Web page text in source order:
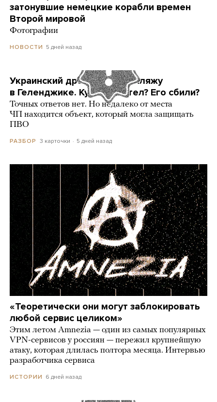
затонувшие немецкие корабли времен
Второй мировой
Фотографии
НОВОСТИ 5 дней назад
Украинский дрон попал по пляжу
в Геленджике. Куда он летел? Его сбили?
Точных ответов нет. Но недалеко от места
ЧП находится объект, который могла защищать
ПВО
РАЗБОР 3 карточки 5 дней назад
«Теоретически они могут заблокировать
любой сервис целиком»
Этим летом Amnezia — один из самых популярных
VPN-сервисов у россиян — пережил крупнейшую
атаку, которая длилась полтора месяца. Интервью
разработчика сервиса
ИСТОРИИ 6 дней назад